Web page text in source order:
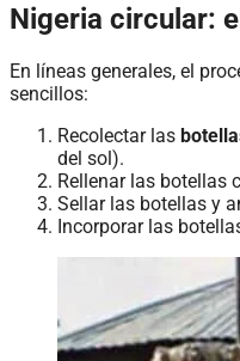
Nigeria circular:
En líneas generales, el
sencillos:
Recolectar las
del sol).
Rellenar las botellas
Sellar las botellas y
Incorporar las